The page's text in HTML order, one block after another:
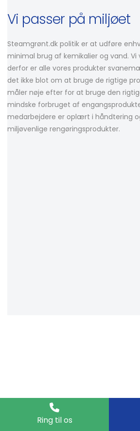
Vi passer på miljøet
Steamgrønt.dk politik er at udføre
minimal brug af kemikalier og vand.
derfor er alle vores produkter
det ikke blot om at bruge de rigtige
måler nøje efter for at bruge den
mindske forbruget af
medarbejdere er oplært i håndtering
miljøvenlige rengøringsprodukter.
Ring til os